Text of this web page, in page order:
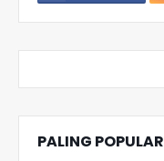
PALING POPULAR